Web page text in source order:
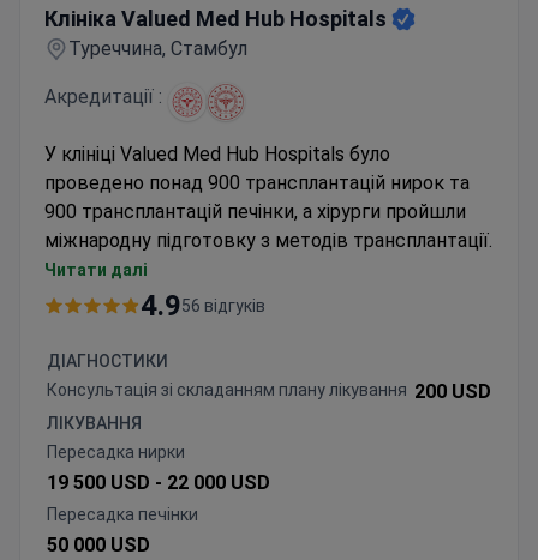
Клініка Valued Med Hub Hospitals
Туреччина, Стамбул
Акредитації :
У клініці Valued Med Hub Hospitals було
проведено понад 900 трансплантацій нирок та
900 трансплантацій печінки, а хірурги пройшли
міжнародну підготовку з методів трансплантації.
Пропонує трансплантацію нирки від живого
донора з комплексними пакетами
догляду
Виконує трансплантацію рогівки з
використанням методик DSEK та DMEK
асоціацією та має високі показники
Читати далі
4.956 відгуків
ДІАГНОСТИКИ
Консультація зі складанням плану лікування 200 USD
ЛІКУВАННЯ
Пересадка нирки
19 500 USD - 22 000 USD
Пересадка печінки
50 000 USD